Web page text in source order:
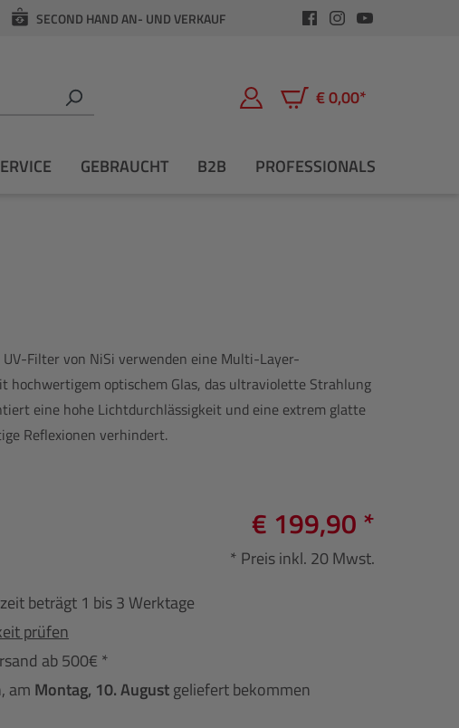
SECOND HAND AN- UND VERKAUF
€ 0,00*
Warenkorb enthält 0
GEBRAUCHT B2B PROFESSIONALS
Filter von NiSi verwenden eine Multi-Layer-
hochwertigem optischem Glas, das ultraviolette Strahlung
eine hohe Lichtdurchlässigkeit und eine extrem glatte
Reflexionen verhindert.
€ 199,90 *
* Preis inkl. 20 Mwst.
beträgt 1 bis 3 Werktage
prüfen
ab 500€ *
am Montag, 10. Augustgeliefert bekommen